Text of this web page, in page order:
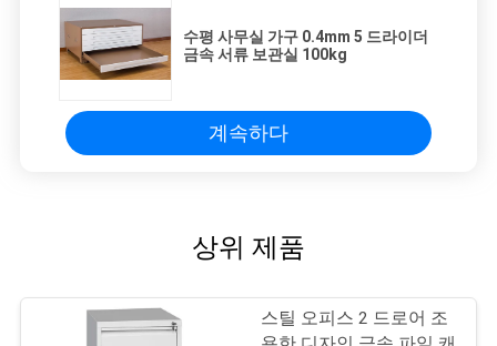
수평 사무실 가구 0.4mm 5 드라이더
금속 서류 보관실 100kg
계속하다
상위 제품
스틸 오피스 2 드로어 조